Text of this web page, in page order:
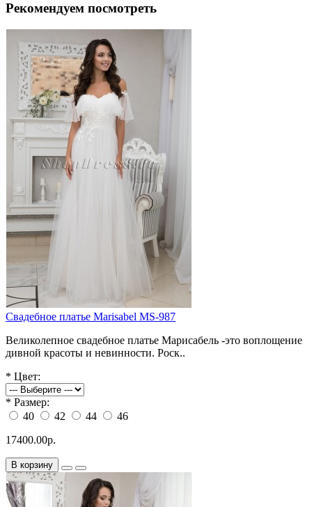
Рекомендуем посмотреть
Свадебное платье Marisabel MS-987
Великолепное свадебное платье Марисабель -это воплощение
дивной красоты и невинности. Роск..
* Цвет:
* Размер:
40
42 44
46
17400.00р.
В корзину